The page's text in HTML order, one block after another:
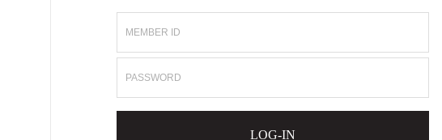
MEMBER ID
PASSWORD
LOG-IN